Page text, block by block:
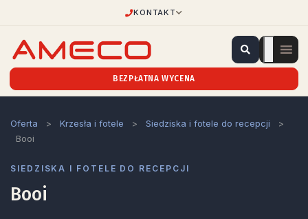
KONTAKT
BEZPŁATNA WYCENA
Oferta > Krzesła i fotele > Siedziska i fotele do recepcji
>
Booi
SIEDZISKA I FOTELE DO RECEPCJI
Booi